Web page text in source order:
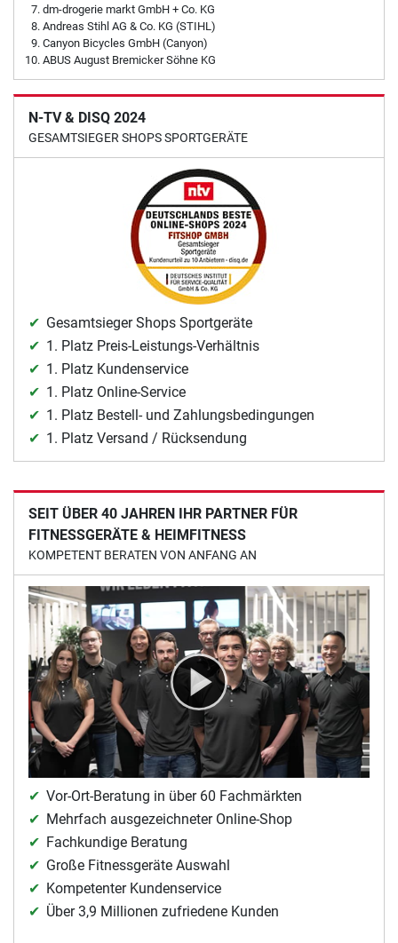
dm-drogerie markt GmbH + Co. KG
Andreas Stihl AG & Co. KG (STIHL)
Canyon Bicycles GmbH (Canyon)
ABUS August Bremicker Söhne KG
N-TV & DISQ 2024
GESAMTSIEGER SHOPS SPORTGERÄTE
Gesamtsieger Shops Sportgeräte
1. Platz Preis-Leistungs-Verhältnis
1. Platz Kundenservice
1. Platz Online-Service
1. Platz Bestell- und Zahlungsbedingungen
1. Platz Versand / Rücksendung
SEIT ÜBER 40 JAHREN IHR PARTNER FÜR
FITNESSGERÄTE & HEIMFITNESS
KOMPETENT BERATEN VON ANFANG AN
Vor-Ort-Beratung in über 60 Fachmärkten
Mehrfach ausgezeichneter Online-Shop
Fachkundige Beratung
Große Fitnessgeräte Auswahl
Kompetenter Kundenservice
Über 3,9 Millionen zufriedene Kunden